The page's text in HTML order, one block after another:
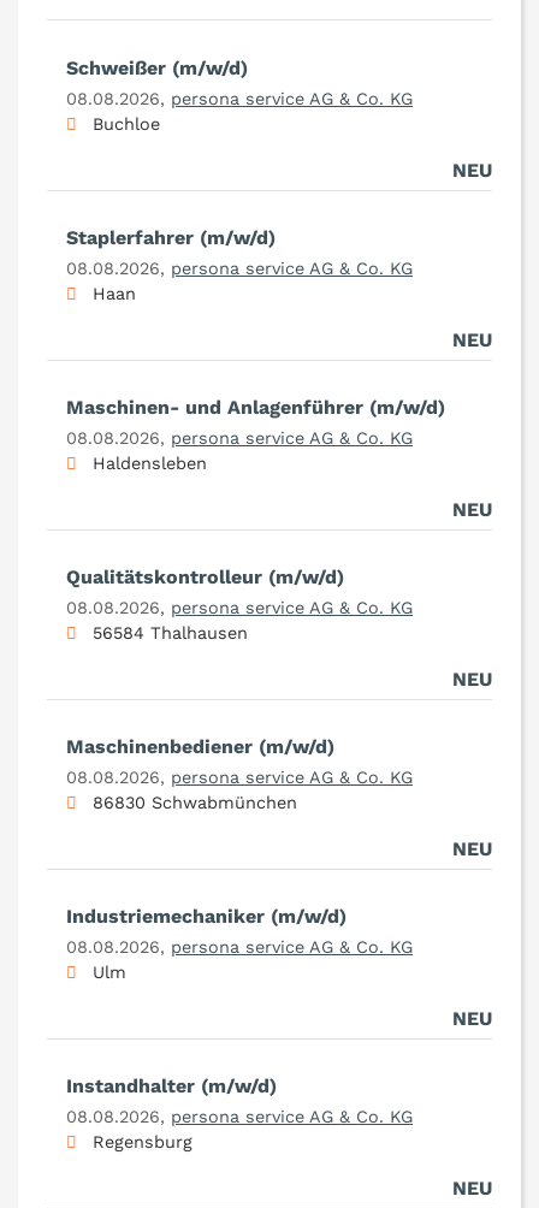
Schweißer (m/w/d)
08.08.2026, persona service AG & Co. KG
Buchloe
NEU
Staplerfahrer (m/w/d)
08.08.2026, persona service AG & Co. KG
Haan
NEU
Maschinen- und Anlagenführer (m/w/d)
08.08.2026, persona service AG & Co. KG
Haldensleben
NEU
Qualitätskontrolleur (m/w/d)
08.08.2026, persona service AG & Co. KG
56584 Thalhausen
NEU
Maschinenbediener (m/w/d)
08.08.2026, persona service AG & Co. KG
86830 Schwabmünchen
NEU
Industriemechaniker (m/w/d)
08.08.2026, persona service AG & Co. KG
Ulm
NEU
Instandhalter (m/w/d)
08.08.2026, persona service AG & Co. KG
Regensburg
NEU